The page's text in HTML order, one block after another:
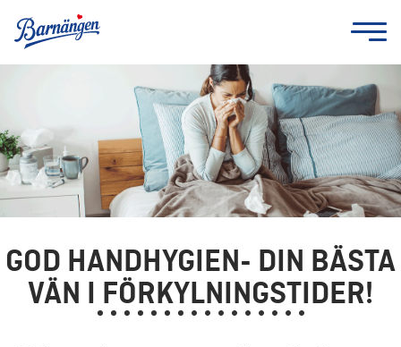
GOD HANDHYGIEN- DIN BÄSTA
VÄN I FÖRKYLNINGSTIDER!